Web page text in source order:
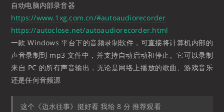
自动电脑内部录音器
https://www.1xg.com.cn/#autoaudiorecorder
https://autoclose.net/autoaudiorecorder.html
一款 Windows 平台下的音频录制软件，可直接将计算机内部的
声音录制到 mp3 文件中，并支持自动启动和停止。它可以录制
来自 PC 的所有声音输出，无论是网络上播放的歌曲、游戏音乐
还是任何音频源
这个《边水往事》挺好看 我给 8 分 推荐观看